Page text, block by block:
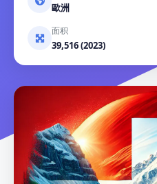
歐洲
面积
39,516 (2023)